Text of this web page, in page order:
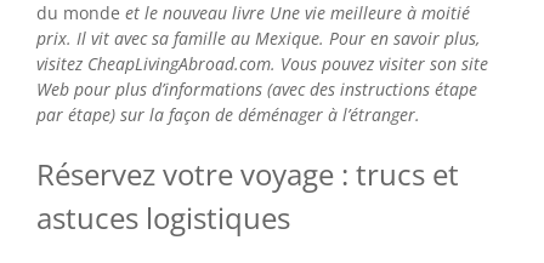
du monde et le nouveau livre Une vie meilleure à moitié
prix. Il vit avec sa famille au Mexique. Pour en savoir plus,
visitez CheapLivingAbroad.com. Vous pouvez visiter son site
Web pour plus d’informations (avec des instructions étape
par étape) sur la façon de déménager à l’étranger.
Réservez votre voyage : trucs et
astuces logistiques